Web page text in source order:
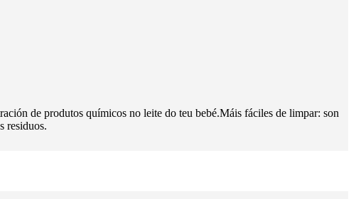
de produtos químicos no leite do teu bebé.Máis fáciles de limpar: son
residuos.